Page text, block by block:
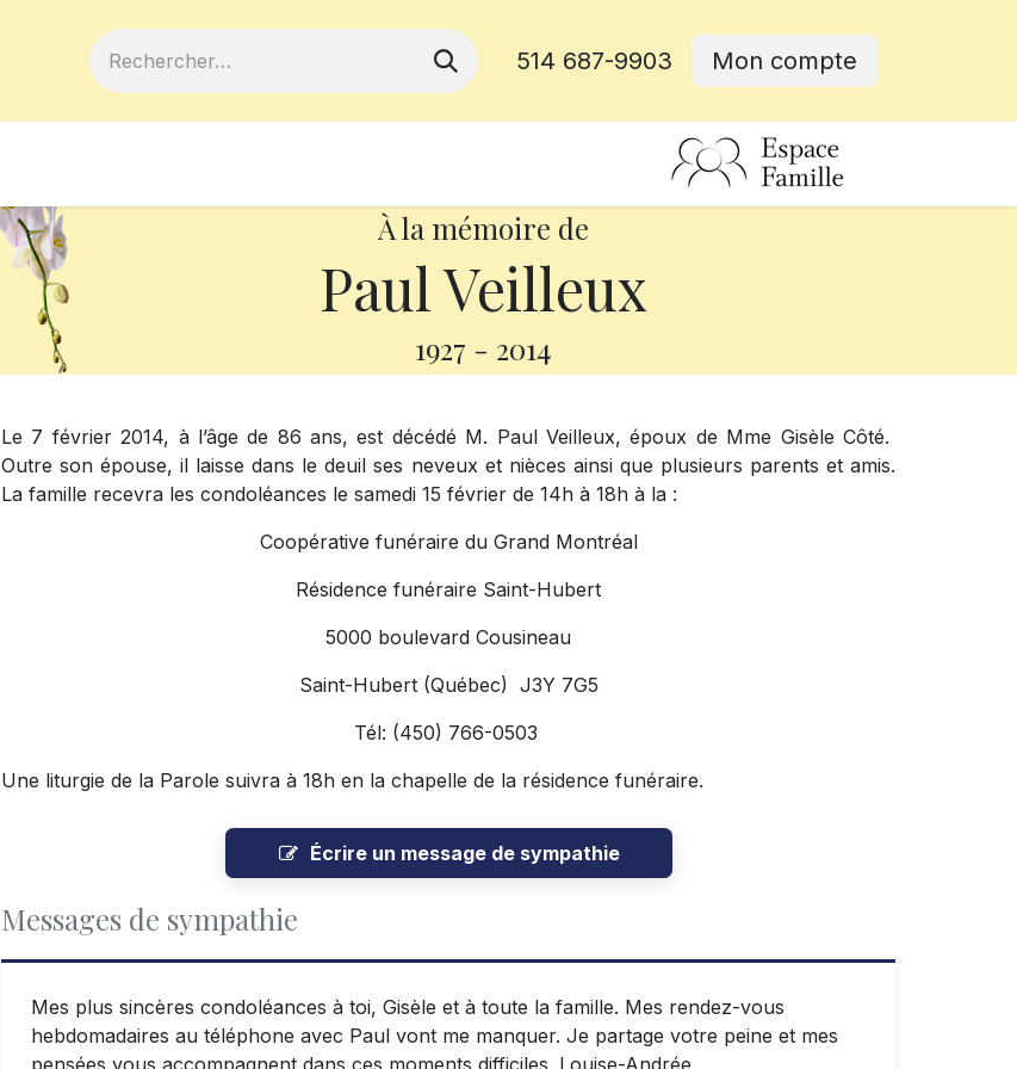
514 687-9903 Mon compte
À la mémoire de
Paul Veilleux
1927 - 2014
Le 7 février 2014, à l’âge de 86 ans, est décédé M. Paul Veilleux, époux de Mme Gisèle Côté.
Outre son épouse, il laisse dans le deuil ses neveux et nièces ainsi que plusieurs parents et amis.
La famille recevra les condoléances le samedi 15 février de 14h à 18h à la :
Coopérative funéraire du Grand Montréal
Résidence funéraire Saint-Hubert
5000 boulevard Cousineau
Saint-Hubert (Québec) J3Y 7G5
Tél: (450) 766-0503
Une liturgie de la Parole suivra à 18h en la chapelle de la résidence funéraire.
Écrire un message de sympathie
Messages de sympathie
Mes plus sincères condoléances à toi, Gisèle et à toute la famille. Mes rendez-vous
hebdomadaires au téléphone avec Paul vont me manquer. Je partage votre peine et mes
pensées vous accompagnent dans ces moments difficiles. Louise-Andrée